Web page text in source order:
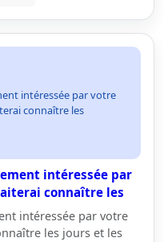
intéressée par votre
connaître les
intéressée par
connaître les
intéressée par votre
les jours et les